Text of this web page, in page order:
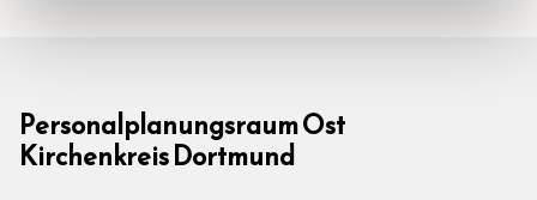
Personalplanungsraum Ost
Kirchenkreis Dortmund